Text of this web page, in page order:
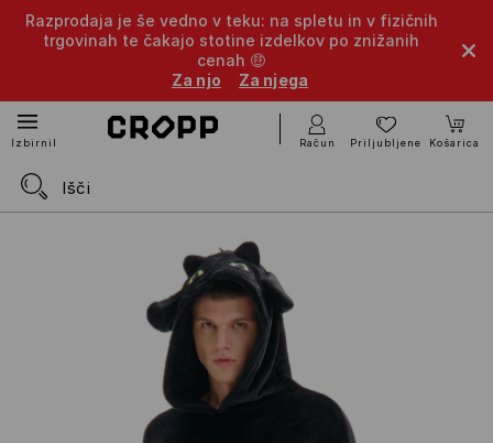
Razprodaja je še vedno v teku: na spletu in v fizičnih
trgovinah te čakajo stotine izdelkov po znižanih
cenah 🤑
Za njo
Za njega
Izbirnik Račun Priljubljene Košarica